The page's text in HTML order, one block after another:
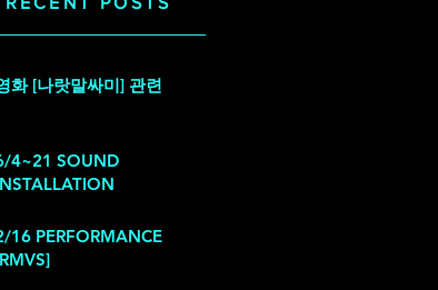
화 [나랏말싸미] 관련
4~21 SOUND
16 PERFORMANCE